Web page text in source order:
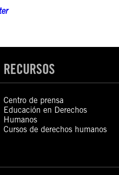
RECURSOS
Centro de prensa
Educación en Derechos
Humanos
Cursos de derechos humanos